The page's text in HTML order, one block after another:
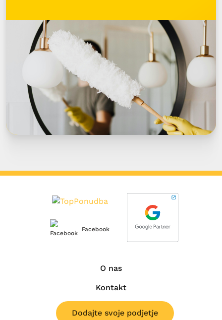
Facebook
O nas
Kontakt
Dodajte svoje podjetje